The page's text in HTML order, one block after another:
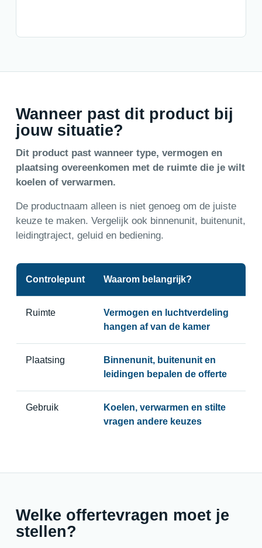
Wanneer past dit product bij
jouw situatie?
Dit product past wanneer type, vermogen en
plaatsing overeenkomen met de ruimte die je wilt
koelen of verwarmen.
De productnaam alleen is niet genoeg om de juiste
keuze te maken. Vergelijk ook binnenunit, buitenunit,
leidingtraject, geluid en bediening.
Controlepunt Waarom belangrijk?
Ruimte
Vermogen en luchtverdeling
hangen af van de kamer
Plaatsing
Binnenunit, buitenunit en
leidingen bepalen de offerte
Gebruik
Koelen, verwarmen en stilte
vragen andere keuzes
Welke offertevragen moet je
stellen?